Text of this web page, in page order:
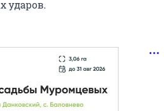
ударов.